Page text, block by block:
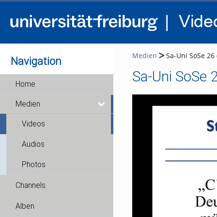
Navigation
Home
Medien
Videos
Audios
Photos
Channels
Alben
Medien Sa-Uni SoSe 26
Sa-Uni SoSe